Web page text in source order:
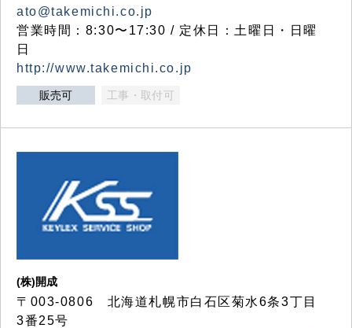
ato@takemichi.co.jp
営業時間：8:30〜17:30 / 定休日：土曜日・日曜
日
http://www.takemichi.co.jp
販売可 工事・取付可
(株)開成
〒003-0806 北海道札幌市白石区菊水6条3丁目
3番25号